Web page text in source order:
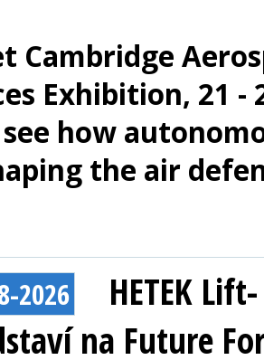
Cambridge
Exhibition, 21 -
how
the air
2026
HETEK
na Future